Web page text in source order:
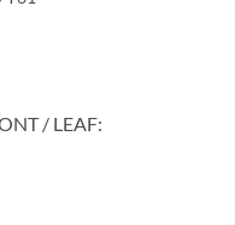
/ LEAF: